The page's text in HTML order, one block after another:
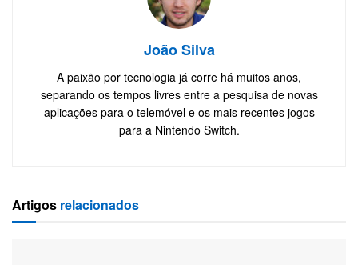
João Silva
A paixão por tecnologia já corre há muitos anos,
separando os tempos livres entre a pesquisa de novas
aplicações para o telemóvel e os mais recentes jogos
para a Nintendo Switch.
Artigos relacionados